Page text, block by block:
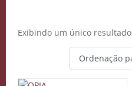
Exibindo um único resultado